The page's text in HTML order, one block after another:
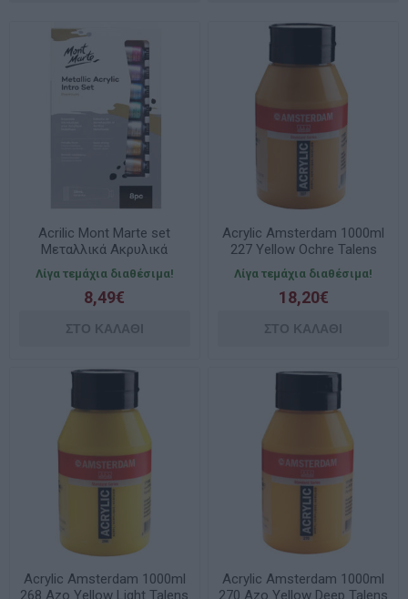
Acrilic Mont Marte set
Μεταλλικά Ακρυλικά
8x18ml
Λίγα τεμάχια διαθέσιμα!
8,49€
Acrylic Amsterdam 1000ml
227 Yellow Ochre Talens
Λίγα τεμάχια διαθέσιμα!
18,20€
Acrylic Amsterdam 1000ml
268 Azo Yellow Light Talens
Acrylic Amsterdam 1000ml
270 Azo Yellow Deep Talens